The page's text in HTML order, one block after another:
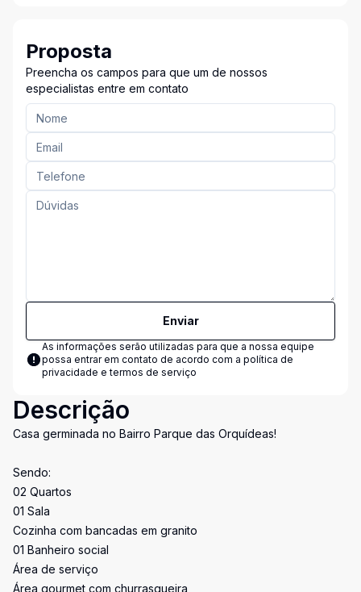
Proposta
Preencha os campos para que um de nossos
especialistas entre em contato
Enviar
As informações serão utilizadas para que a nossa equipe
possa entrar em contato de acordo com a política de
privacidade e termos de serviço
Descrição
Casa germinada no Bairro Parque das Orquídeas!
Sendo:
02 Quartos
01 Sala
Cozinha com bancadas em granito
01 Banheiro social
Área de serviço
Área gourmet com churrasqueira